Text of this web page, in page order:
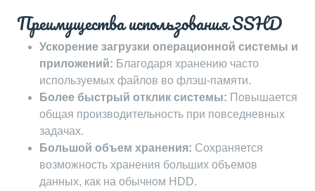
Преимущества использования SSHD
Ускорение загрузки операционной системы и
приложений: Благодаря хранению часто
используемых файлов во флэш-памяти.
Более быстрый отклик системы: Повышается
общая производительность при повседневных
задачах.
Большой объем хранения: Сохраняется
возможность хранения больших объемов
данных, как на обычном HDD.